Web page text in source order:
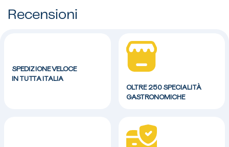
Recensioni
SPEDIZIONE VELOCE
IN TUTTA ITALIA
OLTRE 250 SPECIALITÀ
GASTRONOMICHE